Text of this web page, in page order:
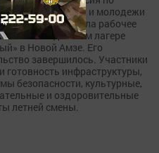
отдыха детей и молодежи
района провела рабочее
в новом детском лагере
в Новой Амзе. Его
завершилось. Участники
готовность инфраструктуры,
безопасности, культурные,
и оздоровительные
летней смены.